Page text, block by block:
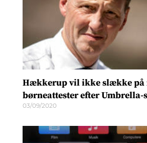
Hækkerup vil ikke slække på
børneattester efter Umbrella-
03/09/2020